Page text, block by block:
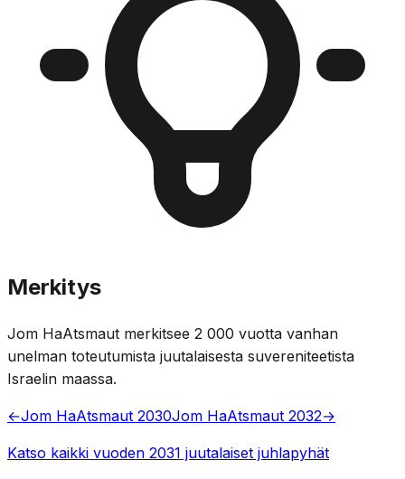
Merkitys
Jom HaAtsmaut merkitsee 2 000 vuotta vanhan
unelman toteutumista juutalaisesta suvereniteetista
Israelin maassa.
←Jom HaAtsmaut 2030Jom HaAtsmaut 2032→
Katso kaikki vuoden 2031 juutalaiset juhlapyhät